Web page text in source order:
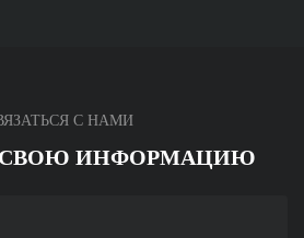
С НАМИ
СВОЮ ИНФОРМАЦИЮ